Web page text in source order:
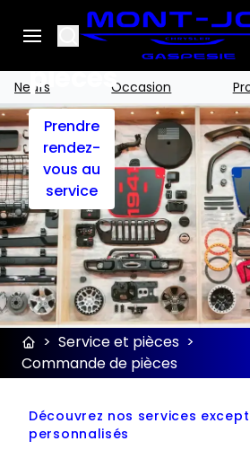
Search
Neufs Occasion
Commande
de
pièces
Prendre
rendez-
vous au
service
> Service et pièces >
Commande de pièces
Découvrez nos services
personnalisés